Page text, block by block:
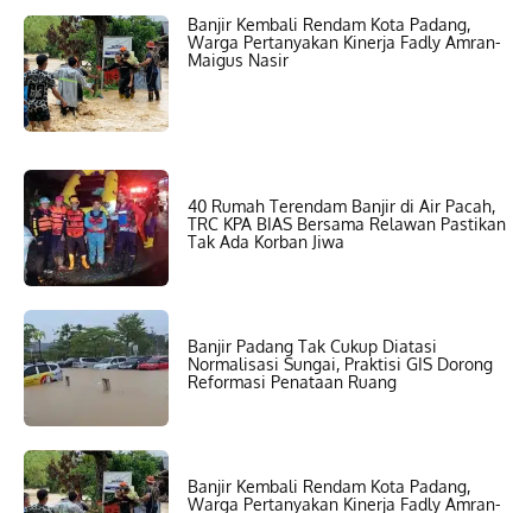
Banjir Kembali Rendam Kota Padang,
Warga Pertanyakan Kinerja Fadly Amran-
Maigus Nasir
40 Rumah Terendam Banjir di Air Pacah,
TRC KPA BIAS Bersama Relawan Pastikan
Tak Ada Korban Jiwa
Banjir Padang Tak Cukup Diatasi
Normalisasi Sungai, Praktisi GIS Dorong
Reformasi Penataan Ruang
Banjir Kembali Rendam Kota Padang,
Warga Pertanyakan Kinerja Fadly Amran-